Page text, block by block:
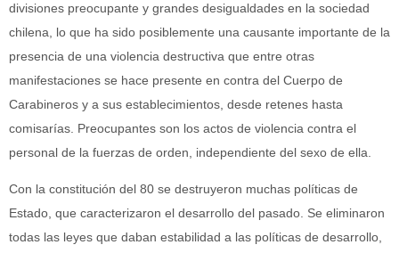
divisiones preocupante y grandes desigualdades en la sociedad
chilena, lo que ha sido posiblemente una causante importante de la
presencia de una violencia destructiva que entre otras
manifestaciones se hace presente en contra del Cuerpo de
Carabineros y a sus establecimientos, desde retenes hasta
comisarías. Preocupantes son los actos de violencia contra el
personal de la fuerzas de orden, independiente del sexo de ella.
Con la constitución del 80 se destruyeron muchas políticas de
Estado, que caracterizaron el desarrollo del pasado. Se eliminaron
todas las leyes que daban estabilidad a las políticas de desarrollo,